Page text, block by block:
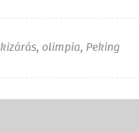
kizárás, olimpia, Peking